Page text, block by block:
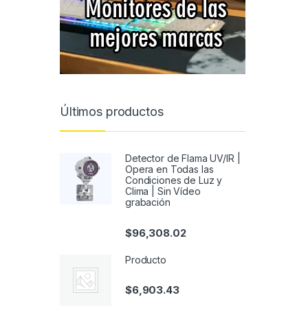
Últimos productos
Detector de Flama UV/IR |
Opera en Todas las
Condiciones de Luz y
Clima | Sin Vídeo
grabación
$96,308.02
Producto
$6,903.43